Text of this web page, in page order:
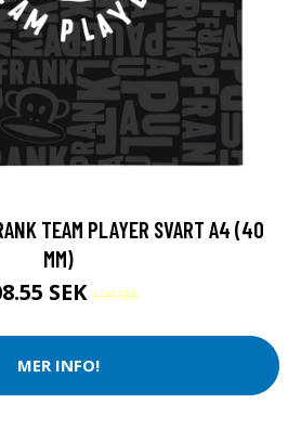
TEAM PLAYER SVART A4 (40
MM)
SEK 109 SEK
MER INFO!